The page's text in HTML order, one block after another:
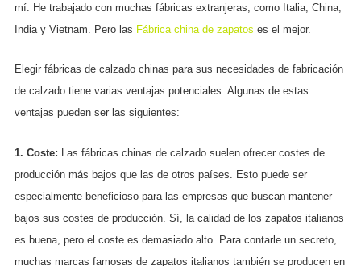
mí. He trabajado con muchas fábricas extranjeras, como Italia, China,
India y Vietnam. Pero las Fábrica china de zapatos es el mejor.
Elegir fábricas de calzado chinas para sus necesidades de fabricación
de calzado tiene varias ventajas potenciales. Algunas de estas
ventajas pueden ser las siguientes:
1. Coste: Las fábricas chinas de calzado suelen ofrecer costes de
producción más bajos que las de otros países. Esto puede ser
especialmente beneficioso para las empresas que buscan mantener
bajos sus costes de producción. Sí, la calidad de los zapatos italianos
es buena, pero el coste es demasiado alto. Para contarle un secreto,
muchas marcas famosas de zapatos italianos también se producen en